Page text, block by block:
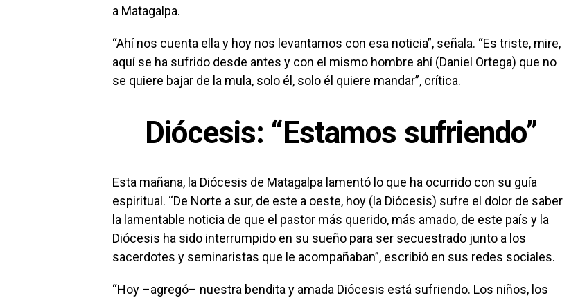
a Matagalpa.
“Ahí nos cuenta ella y hoy nos levantamos con esa noticia”, señala. “Es triste, mire,
aquí se ha sufrido desde antes y con el mismo hombre ahí (Daniel Ortega) que no
se quiere bajar de la mula, solo él, solo él quiere mandar”, crítica.
Diócesis: “Estamos sufriendo”
Esta mañana, la Diócesis de Matagalpa lamentó lo que ha ocurrido con su guía
espiritual. “De Norte a sur, de este a oeste, hoy (la Diócesis) sufre el dolor de saber
la lamentable noticia de que el pastor más querido, más amado, de este país y la
Diócesis ha sido interrumpido en su sueño para ser secuestrado junto a los
sacerdotes y seminaristas que le acompañaban”, escribió en sus redes sociales.
“Hoy –agregó– nuestra bendita y amada Diócesis está sufriendo. Los niños, los